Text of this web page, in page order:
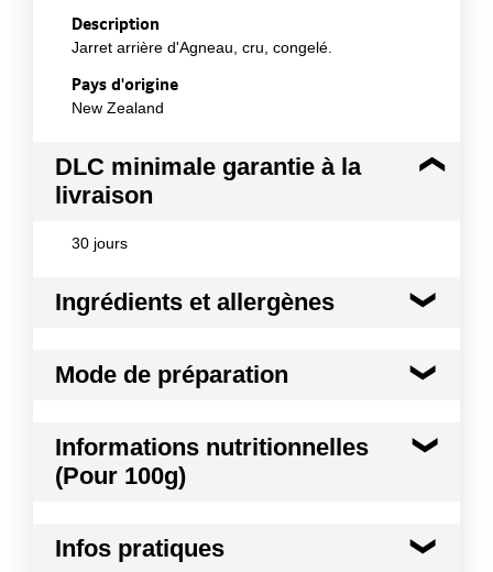
Description
Jarret arrière d'Agneau, cru, congelé.
Pays d'origine
New Zealand
DLC minimale garantie à la
livraison
30 jours
Ingrédients et allergènes
agneau (origine Nouvelle-Zélande)
Opérations
Mode de préparation
avant utilisation puis traiter comme de la viande
fraiche.
Informations nutritionnelles
(Pour 100g)
Infos pratiques